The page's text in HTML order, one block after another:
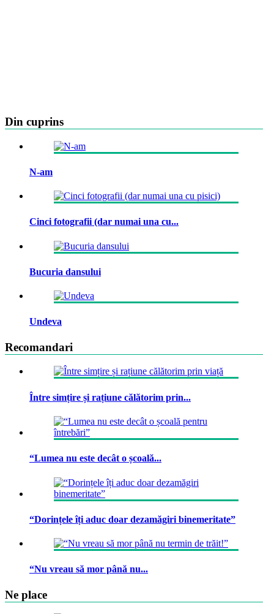
Din cuprins
N-am
Cinci fotografii (dar numai una cu...
Bucuria dansului
Undeva
Recomandari
Între simțire și rațiune călătorim prin...
“Lumea nu este decât o școală...
“Dorințele îți aduc doar dezamăgiri binemeritate”
“Nu vreau să mor până nu...
Ne place